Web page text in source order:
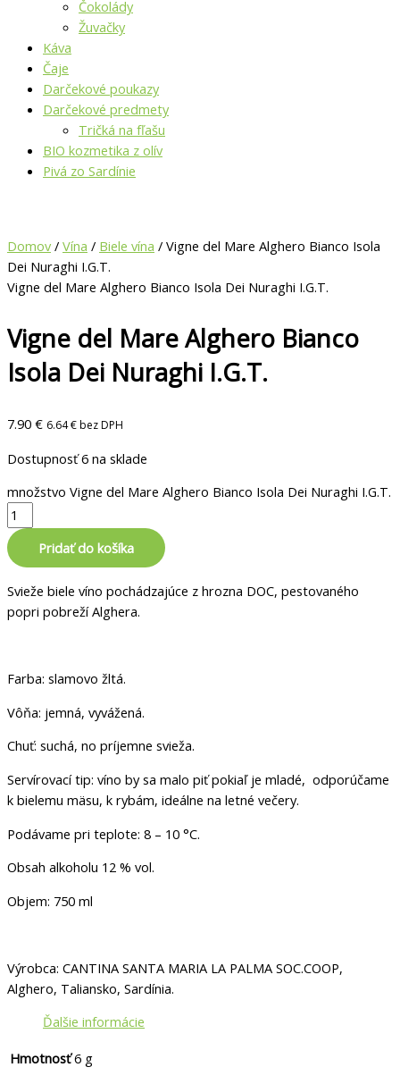
Čokolády
Žuvačky
Káva
Čaje
Darčekové poukazy
Darčekové predmety
Tričká na fľašu
BIO kozmetika z olív
Pivá zo Sardínie
Domov / Vína / Biele vína / Vigne del Mare Alghero Bianco Isola
Dei Nuraghi I.G.T.
Vigne del Mare Alghero Bianco Isola Dei Nuraghi I.G.T.
Vigne del Mare Alghero Bianco
Isola Dei Nuraghi I.G.T.
7.90 € 6.64€bez DPH
Dostupnosť 6 na sklade
množstvo Vigne del Mare Alghero Bianco Isola Dei Nuraghi I.G.T.
Pridať do košíka
Svieže biele víno pochádzajúce z hrozna DOC, pestovaného
popri pobreží Alghera.
Farba: slamovo žltá.
Vôňa: jemná, vyvážená.
Chuť: suchá, no príjemne svieža.
Servírovací tip: víno by sa malo piť pokiaľ je mladé, odporúčame
k bielemu mäsu, k rybám, ideálne na letné večery.
Podávame pri teplote: 8 – 10 °C.
Obsah alkoholu 12 % vol.
Objem: 750 ml
Výrobca: CANTINA SANTA MARIA LA PALMA SOC.COOP,
Alghero, Taliansko, Sardínia.
Ďalšie informácie
Hmotnosť 6 g